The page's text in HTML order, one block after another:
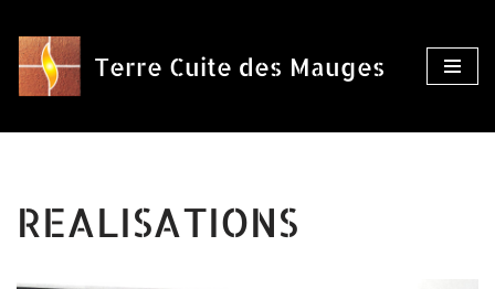
Aller
au
Terre Cuite des Mauges
REALISATIONS